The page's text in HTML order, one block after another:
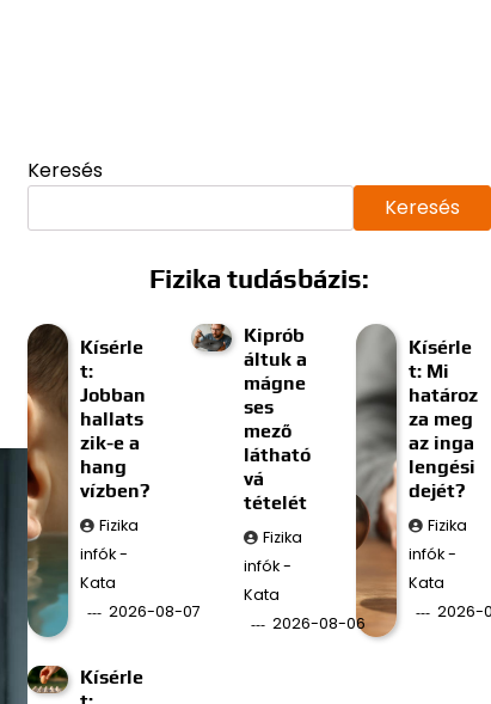
Keresés
Keresés
Fizika tudásbázis:
Kísérle
t:
Jobban
hallats
zik-e a
hang
vízben?
Fizika
infók -
Kata
2026-08-07
Kiprób
áltuk a
mágne
ses
mező
látható
vá
tételét
Fizika
infók -
Kata
2026-08-06
Kísérle
t: Mi
határoz
za meg
az inga
lengési
dejét?
Fizika
infók -
Kata
2026-
Kísérle